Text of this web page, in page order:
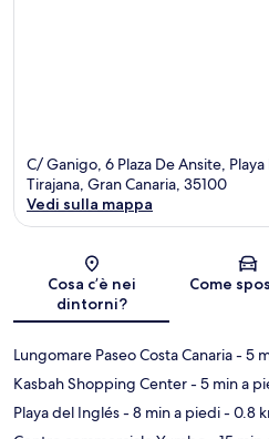
C/ Ganigo, 6 Plaza De Ansite,
Tirajana, Gran Canaria, 35100
Vedi sulla mappa
Cosa c’è nei
dintorni?
Come
Lungomare Paseo Costa Canaria- 5
Kasbah Shopping Center- 5 min a
Playa del Inglés- 8 min a piedi- 0.8